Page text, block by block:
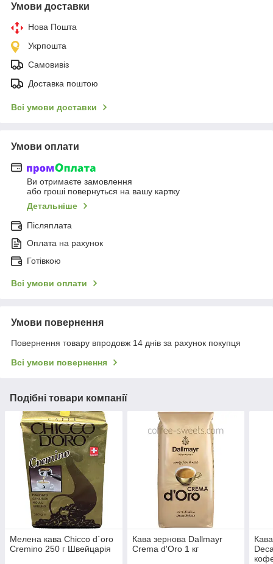
Умови доставки
Нова Пошта
Укрпошта
Самовивіз
Доставка поштою
Всі умови доставки
Умови оплати
Ви отримаєте замовлення
або гроші повернуться на вашу картку
Детальніше
Післяплата
Оплата на рахунок
Готівкою
Всі умови оплати
Умови повернення
Повернення товару впродовж 14 днів за рахунок покупця
Всі умови повернення
Подібні товари компанії
Мелена кава Chicco d`oro
Cremino 250 г Швейцарія
Кава зернова Dallmayr
Crema d'Oro 1 кг